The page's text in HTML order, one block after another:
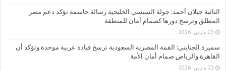
النائبة جيلان أحمد: جولة السيسي الخليجية رسالة حاسمة تؤكد دعم مصر
المطلق وترسخ دورها كصمام أمان للمنطقة
23 مارس، 2026
سميرة الجنايني: القمة المصرية السعودية ترسخ قيادة عربية موحدة وتؤكد أن
القاهرة والرياض صمام أمان الأمة
23 مارس، 2026